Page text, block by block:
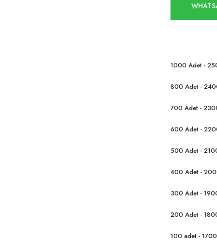
1000 Adet -
800 Adet -
700 Adet -
600 Adet -
500 Adet -
400 Adet -
300 Adet -
200 Adet -
100 adet -